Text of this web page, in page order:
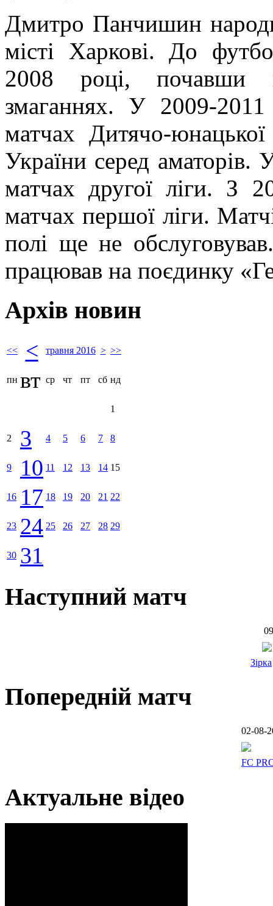
Дмитро Панчишин
місті Харкові. До
2008 році, почавши
змаганнях. У 2009-
матчах Дитячо-
України серед
матчах другої ліги. З
матчах першої ліги.
полі ще не
працював на поєдинку
Архів новин
<< < травня 2016 > >>
пн вт ср чт пт сб нд
1
2 3 4 5 6 7 8
9 10 11 12 13 14 15
16 17 18 19 20 21 22
23 24 25 26 27 28 29
30 31
Наступний матч
Зірка
Попередній матч
02-08-
FC
Актуальне відео